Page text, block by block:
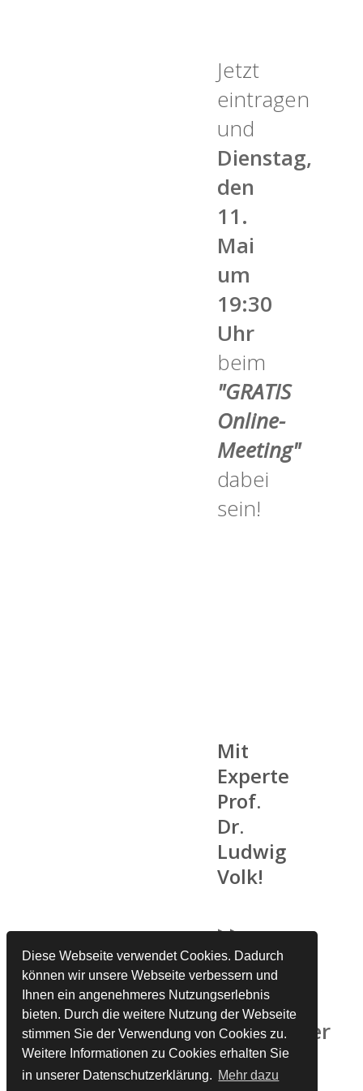
Diese Webseite verwendet Cookies. Dadurch
können wir unsere Webseite verbessern und
Ihnen ein angenehmeres Nutzungserlebnis
bieten. Durch die weitere Nutzung der Webseite
stimmen Sie der Verwendung von Cookies zu.
Weitere Informationen zu Cookies erhalten Sie
in unserer Datenschutzerklärung. Mehr dazu
Jetzt
eintragen
und
Dienstag,
den
11.
Mai
um
19:30
Uhr
beim
"GRATIS
Online-
Meeting"
dabei
sein!
Mit
Experte
Prof.
Dr.
Ludwig
Volk!
>>
Die
Anzahl
der
Teilnehmer
ist
begrenzt!